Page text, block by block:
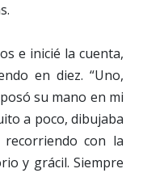
e inicié la cuenta,
en diez. “Uno,
su mano en mi
a poco, dibujaba
con la
y grácil. Siempre